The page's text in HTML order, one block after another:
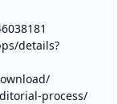
details?
process/